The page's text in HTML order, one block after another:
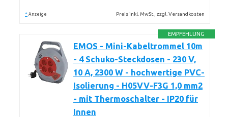
* Anzeige Preis inkl. MwSt., zzgl. Versandkosten
EMPFEHLUNG
EMOS - Mini-Kabeltrommel 10m
- 4 Schuko-Steckdosen - 230 V,
10 A, 2300 W - hochwertige PVC-
Isolierung - H05VV-F3G 1,0 mm2
- mit Thermoschalter - IP20 für
Innen